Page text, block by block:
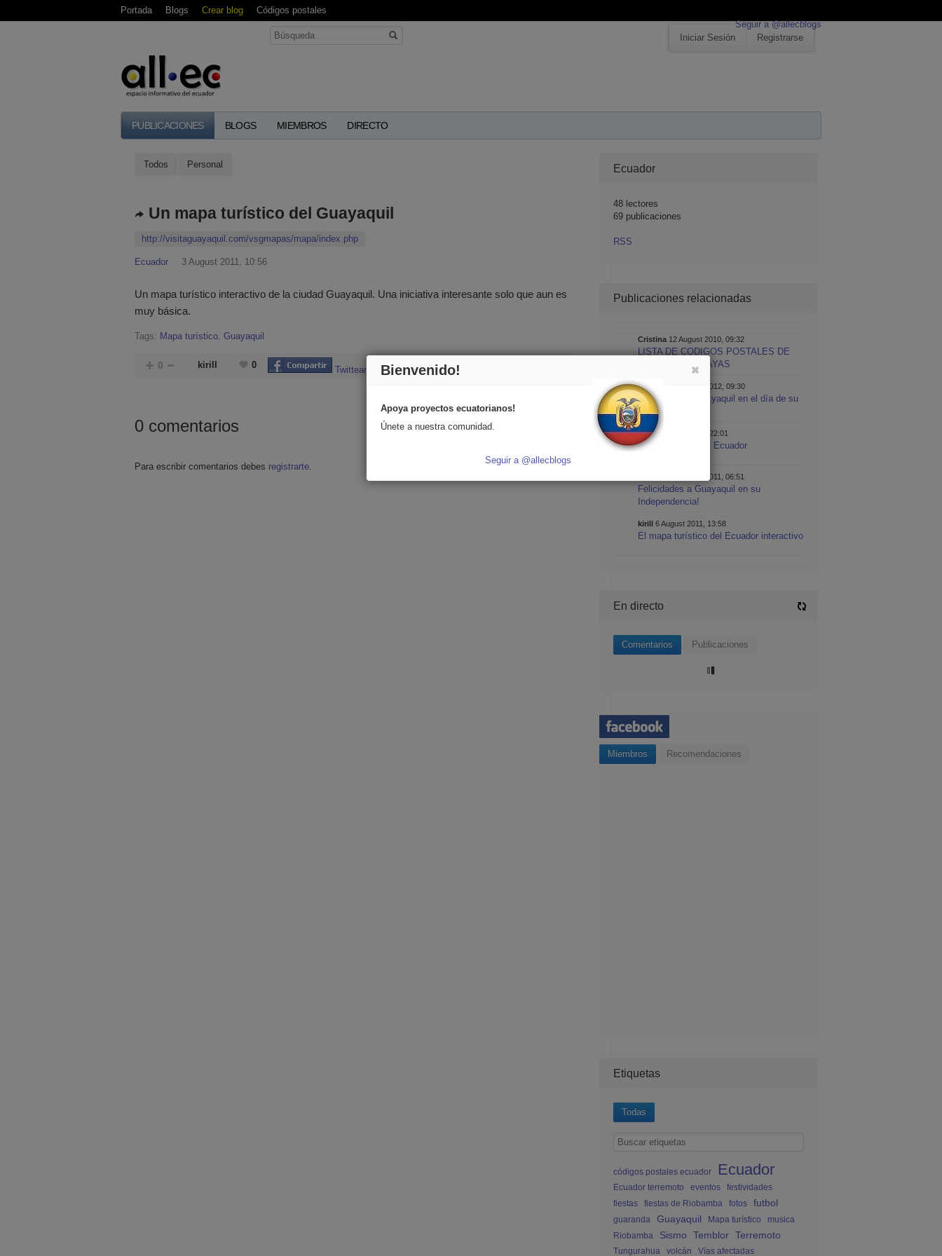
Portada Blogs Crear blog
Códigos postales
Seguir a @allecblogs
Iniciar Sesión
Registrarse
PUBLICACIONES BLOGS MIEMBROS DIRECTO
Todos Personal
Un mapa turístico del Guayaquil
http://visitaguayaquil.com/vsgmapas/mapa/index.php
Ecuador 3 August 2011, 10:56
Un mapa turístico interactivo de la ciudad Guayaquil. Una iniciativa interesante solo que aun es
muy básica.
Tags: Mapa turístico, Guayaquil
0 kirill 0 Twittear
0 comentarios
Para escribir comentarios debes registrarte.
Ecuador
48 lectores
69 publicaciones
RSS
Publicaciones relacionadas
Cristina 12 August 2010, 09:32
LISTA DE CODIGOS POSTALES DE
ECUADOR » GUAYAS
Cristina 9 Octubre 2012, 09:30
Felicidades a Guayaquil en el día de su
Independencia
kirill 20 Enero 2009, 22:01
Mapa turístico del Ecuador
9 Octubre 2011, 06:51
Felicidades a Guayaquil en su
Independencia!
kirill 6 August 2011, 13:58
El mapa turístico del Ecuador interactivo
En directo
Comentarios Publicaciones
Miembros Recomendaciones
Etiquetas
Todas
códigos postales ecuador Ecuador
Ecuador terremoto eventos
festividades
fiestas
fiestas de Riobamba fotos futbol
guaranda Guayaquil Mapa turístico
musica
Riobamba
Sismo Temblor Terremoto
Tungurahua volcán Vías afectadas
Bienvenido!
Apoya proyectos ecuatorianos!
Únete a nuestra comunidad.
Seguir a @allecblogs